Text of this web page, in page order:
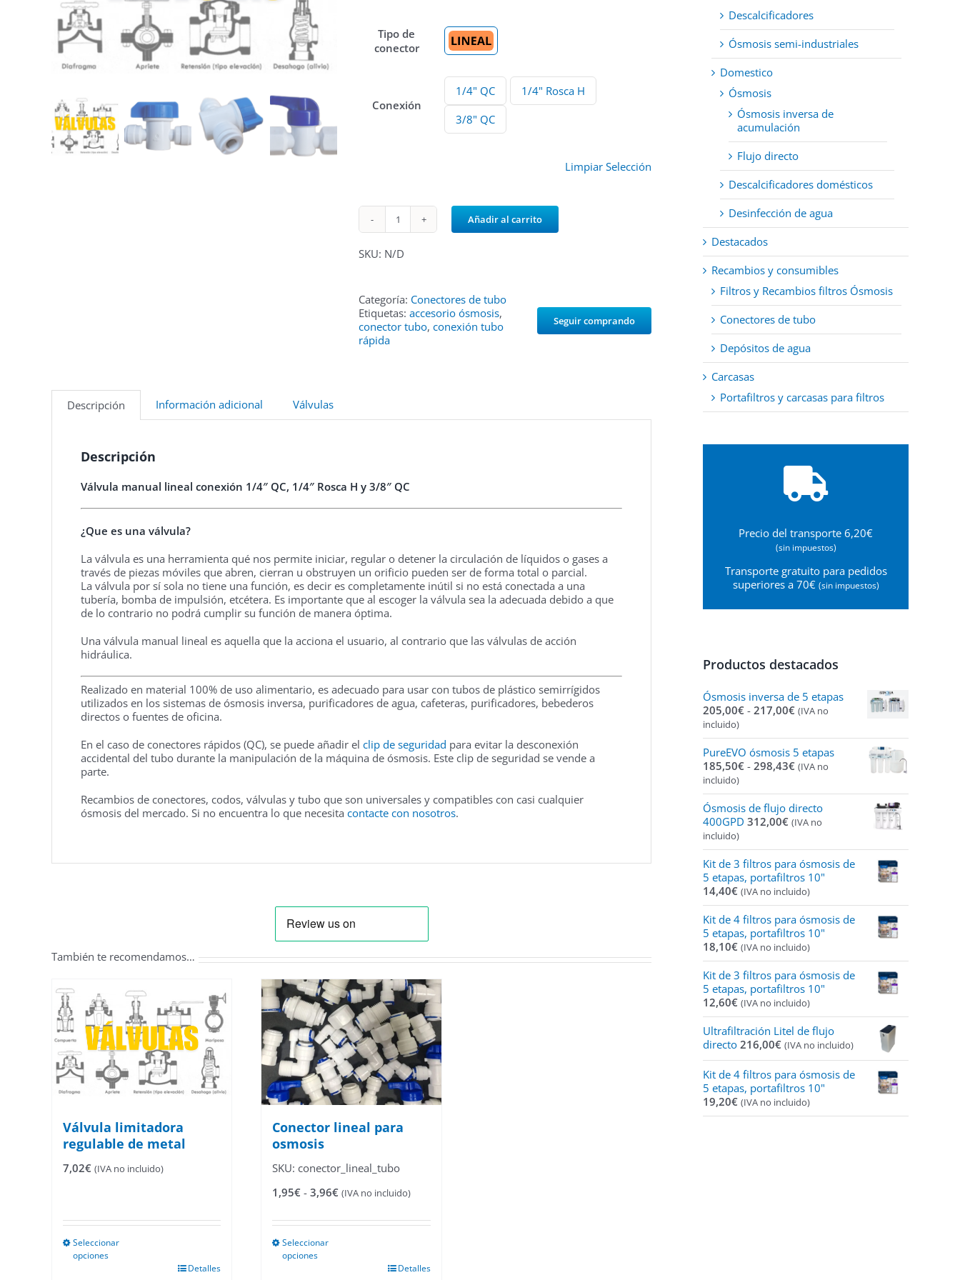
Tipo de
conector
Conexión
1/4" QC
1/4" Rosca H
3/8" QC
Limpiar Selección
Válvula
Lineal
Añadir al carrito
SKU: N/D
Seguir comprando
Categoría: Conectores de tubo
Etiquetas: accesorio ósmosis,
conector tubo, conexión tubo
rápida
Descripción Información adicional Válvulas
Descripción
Válvula manual lineal conexión 1/4″ QC, 1/4″ Rosca H y 3/8″ QC
¿Que es una válvula?
La válvula es una herramienta qué nos permite iniciar, regular o detener la circulación de líquidos o gases a
través de piezas móviles que abren, cierran u obstruyen un orificio pueden ser de forma total o parcial.
La válvula por sí sola no tiene una función, es decir es completamente inútil si no está conectada a una
tubería, bomba de impulsión, etcétera. Es importante que al escoger la válvula sea la adecuada debido a que
de lo contrario no podrá cumplir su función de manera óptima.
Una válvula manual lineal es aquella que la acciona el usuario, al contrario que las válvulas de acción
hidráulica.
Realizado en material 100% de uso alimentario, es adecuado para usar con tubos de plástico semirrígidos
utilizados en los sistemas de ósmosis inversa, purificadores de agua, cafeteras, purificadores, bebederos
directos o fuentes de oficina.
En el caso de conectores rápidos (QC), se puede añadir el clip de seguridad para evitar la desconexión
accidental del tubo durante la manipulación de la máquina de ósmosis. Este clip de seguridad se vende a
parte.
Recambios de conectores, codos, válvulas y tubo que son universales y compatibles con casi cualquier
ósmosis del mercado. Si no encuentra lo que necesita contacte con nosotros.
También te recomendamos…
Válvula limitadora
regulable de metal
7,02€ (IVA no incluido)
Seleccionar
opciones
Detalles
Conector lineal para
osmosis
SKU: conector_lineal_tubo
1,95€ - 3,96€Rango
precios:
(IVA no incluido)
Seleccionar
opciones
Detalles
Descalcificadores
Ósmosis semi-industriales
Domestico
Ósmosis
Ósmosis inversa de
acumulación
Flujo directo
Descalcificadores domésticos
Desinfección de agua
Destacados
Recambios y consumibles
Filtros y Recambios filtros Ósmosis
Conectores de tubo
Depósitos de agua
Carcasas
Portafiltros y carcasas para filtros
Precio del transporte 6,20€
(sin impuestos)
Transporte gratuito para pedidos
superiores a 70€ (sin impuestos)
Productos destacados
Ósmosis inversa de 5 etapas
205,00€ - 217,00€Rango
precios:
desde
205,00€
217,00€
(IVA no
incluido)
PureEVO ósmosis 5 etapas
185,50€ - 298,43€Rango
precios:
desde
185,50€
298,43€
(IVA no
incluido)
Ósmosis de flujo directo
400GPD 312,00€ (IVA no
incluido)
Kit de 3 filtros para ósmosis de
5 etapas, portafiltros 10"
14,40€ (IVA no incluido)
Kit de 4 filtros para ósmosis de
5 etapas, portafiltros 10"
18,10€ (IVA no incluido)
Kit de 3 filtros para ósmosis de
5 etapas, portafiltros 10"
12,60€ (IVA no incluido)
Ultrafiltración Litel de flujo
directo 216,00€ (IVA no incluido)
Kit de 4 filtros para ósmosis de
5 etapas, portafiltros 10"
19,20€ (IVA no incluido)